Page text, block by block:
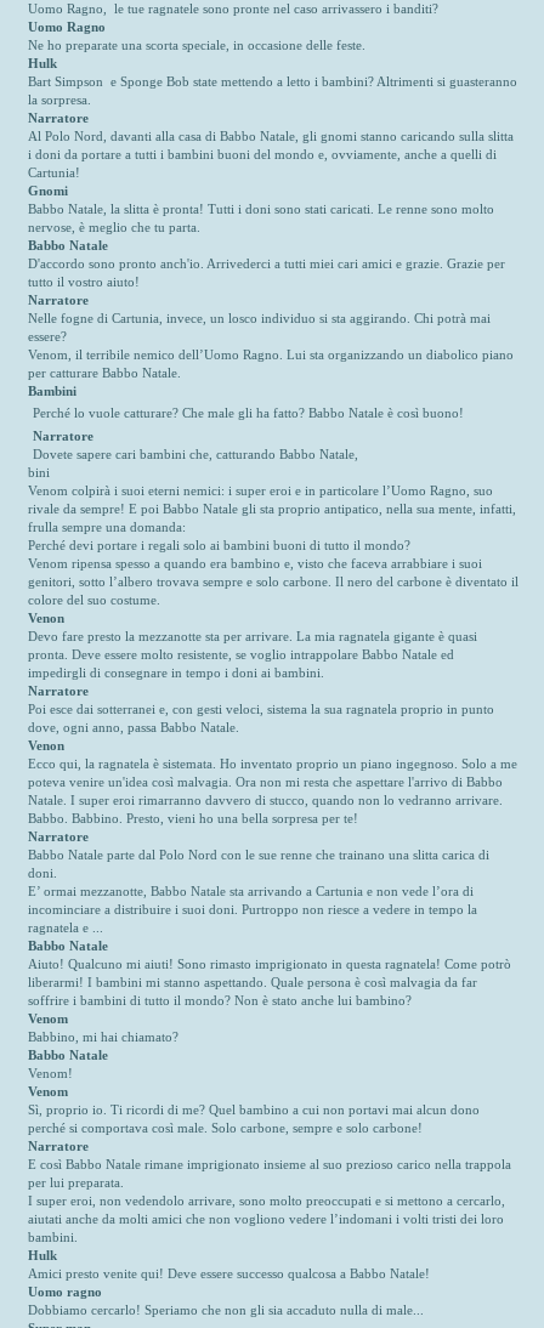
Uomo Ragno, le tue ragnatele sono pronte nel caso arrivassero i banditi?
Uomo Ragno
Ne ho preparate una scorta speciale, in occasione delle feste.
Hulk
Bart Simpson e Sponge Bob state mettendo a letto i bambini? Altrimenti si guasteranno
la sorpresa.
Narratore
Al Polo Nord, davanti alla casa di Babbo Natale, gli gnomi stanno caricando sulla slitta
i doni da portare a tutti i bambini buoni del mondo e, ovviamente, anche a quelli di
Cartunia!
Gnomi
Babbo Natale, la slitta è pronta! Tutti i doni sono stati caricati. Le renne sono molto
nervose, è meglio che tu parta.
Babbo Natale
D'accordo sono pronto anch'io. Arrivederci a tutti miei cari amici e grazie. Grazie per
tutto il vostro aiuto!
Narratore
Nelle fogne di Cartunia, invece, un losco individuo si sta aggirando. Chi potrà mai
essere?
Venom, il terribile nemico dell’Uomo Ragno. Lui sta organizzando un diabolico piano
per catturare Babbo Natale.
Bambini
Perché lo vuole catturare? Che male gli ha fatto? Babbo Natale è così buono!
Narratore
Dovete sapere cari bambini che, catturando Babbo Natale,
bini
Venom colpirà i suoi eterni nemici: i super eroi e in particolare l’Uomo Ragno, suo
rivale da sempre! E poi Babbo Natale gli sta proprio antipatico, nella sua mente, infatti,
frulla sempre una domanda:
Perché devi portare i regali solo ai bambini buoni di tutto il mondo?
Venom ripensa spesso a quando era bambino e, visto che faceva arrabbiare i suoi
genitori, sotto l’albero trovava sempre e solo carbone. Il nero del carbone è diventato il
colore del suo costume.
Venon
Devo fare presto la mezzanotte sta per arrivare. La mia ragnatela gigante è quasi
pronta. Deve essere molto resistente, se voglio intrappolare Babbo Natale ed
impedirgli di consegnare in tempo i doni ai bambini.
Narratore
Poi esce dai sotterranei e, con gesti veloci, sistema la sua ragnatela proprio in punto
dove, ogni anno, passa Babbo Natale.
Venon
Ecco qui, la ragnatela è sistemata. Ho inventato proprio un piano ingegnoso. Solo a me
poteva venire un'idea così malvagia. Ora non mi resta che aspettare l'arrivo di Babbo
Natale. I super eroi rimarranno davvero di stucco, quando non lo vedranno arrivare.
Babbo. Babbino. Presto, vieni ho una bella sorpresa per te!
Narratore
Babbo Natale parte dal Polo Nord con le sue renne che trainano una slitta carica di
doni.
E’ ormai mezzanotte, Babbo Natale sta arrivando a Cartunia e non vede l’ora di
incominciare a distribuire i suoi doni. Purtroppo non riesce a vedere in tempo la
ragnatela e ...
Babbo Natale
Aiuto! Qualcuno mi aiuti! Sono rimasto imprigionato in questa ragnatela! Come potrò
liberarmi! I bambini mi stanno aspettando. Quale persona è così malvagia da far
soffrire i bambini di tutto il mondo? Non è stato anche lui bambino?
Venom
Babbino, mi hai chiamato?
Babbo Natale
Venom!
Venom
Sì, proprio io. Ti ricordi di me? Quel bambino a cui non portavi mai alcun dono
perché si comportava così male. Solo carbone, sempre e solo carbone!
Narratore
E così Babbo Natale rimane imprigionato insieme al suo prezioso carico nella trappola
per lui preparata.
I super eroi, non vedendolo arrivare, sono molto preoccupati e si mettono a cercarlo,
aiutati anche da molti amici che non vogliono vedere l’indomani i volti tristi dei loro
bambini.
Hulk
Amici presto venite qui! Deve essere successo qualcosa a Babbo Natale!
Uomo ragno
Dobbiamo cercarlo! Speriamo che non gli sia accaduto nulla di male...